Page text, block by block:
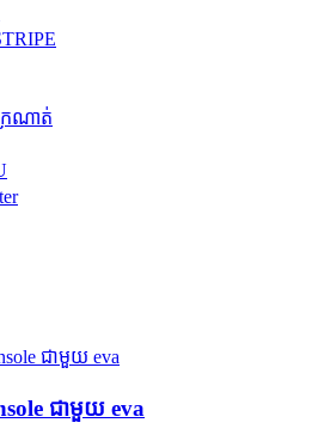
រណាត់
ជាមួយ eva